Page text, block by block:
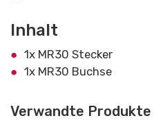
Inhalt
1x MR30 Stecker
1x MR30 Buchse
Verwandte Produkte